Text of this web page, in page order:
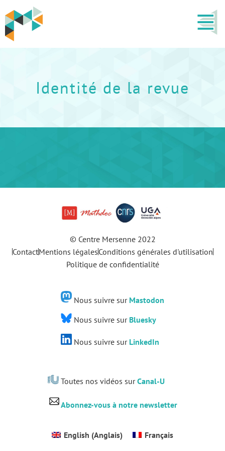
Identité de la revue
© Centre Mersenne 2022
ContactMentions légalesConditions générales d'utilisation
Politique de confidentialité
Nous suivre sur Mastodon
Nous suivre sur Bluesky
Nous suivre sur LinkedIn
Toutes nos vidéos surCanal-U
Abonnez-vous à notre newsletter
English (Anglais) Français